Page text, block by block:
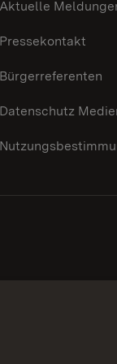
Aktuelle
Pressekontakt
Bürgerreferenten
Datenschutz